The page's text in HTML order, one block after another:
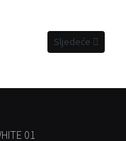
METODA ISCRTAVANJA
Sljedeći članak:
Sljedeće